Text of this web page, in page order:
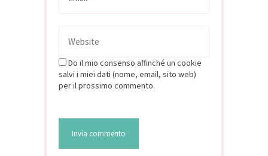
Do il mio consenso affinché un cookie
salvi i miei dati (nome, email, sito web)
per il prossimo commento.